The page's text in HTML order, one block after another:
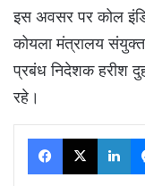
इस अवसर पर कोल
कोयला मंत्रालय
प्रबंध निदेशक हरीश
रहे।
Facebook
X